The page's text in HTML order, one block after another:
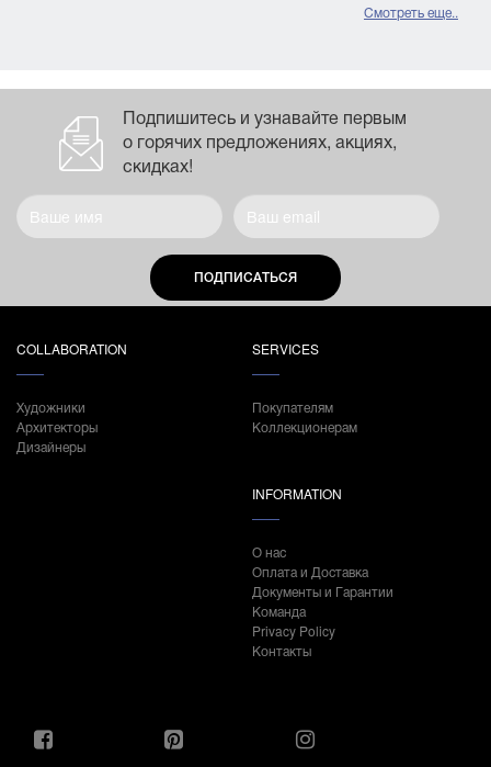
Смотреть еще..
Подпишитесь и узнавайте первым
о горячих предложениях, акциях,
скидках!
ПОДПИСАТЬСЯ
COLLABORATION
Художники
Архитекторы
Дизайнеры
SERVICES
Покупателям
Коллекционерам
INFORMATION
О нас
Оплата и Доставка
Документы и Гарантии
Команда
Privacy Policy
Контакты